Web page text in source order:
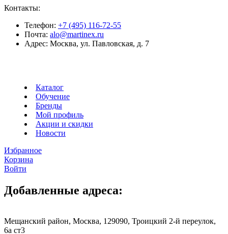
Контакты:
Телефон: +7 (495) 116-72-55
Почта: alo@martinex.ru
Адрес: Москва, ул. Павловская, д. 7
Каталог
Обучение
Бренды
Мой профиль
Акции и скидки
Новости
Избранное
Корзина
Войти
Добавленные адреса:
Мещанский район, Москва, 129090, Троицкий 2-й переулок,
6а ст3